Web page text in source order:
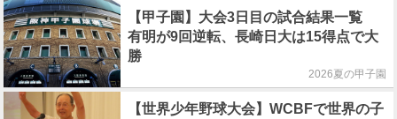
【甲子園】大会3日目の試合結果一覧
有明が9回逆転、長崎日大は15得点で大
勝
2026夏の甲子園
【世界少年野球大会】WCBFで世界の子